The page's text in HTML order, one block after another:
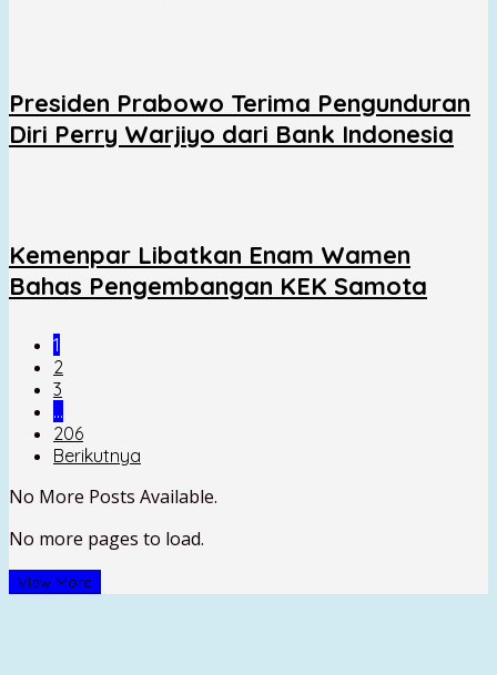
Presiden Prabowo Terima Pengunduran
Diri Perry Warjiyo dari Bank Indonesia
Kemenpar Libatkan Enam Wamen
Bahas Pengembangan KEK Samota
1
2
3
…
206
Berikutnya
No More Posts Available.
No more pages to load.
View More